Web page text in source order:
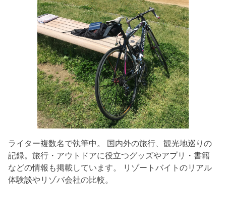
ライター複数名で執筆中。 国内外の旅行、観光地巡りの
記録。旅行・アウトドアに役立つグッズやアプリ・書籍
などの情報も掲載しています。 リゾートバイトのリアル
体験談やリゾバ会社の比較。